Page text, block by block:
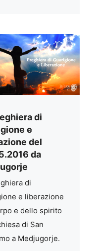
di
e
del
da
di
e liberazione
e dello spirito
di San
a Medjugorje.